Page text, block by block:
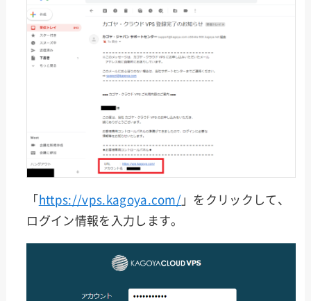
「 https://vps.kagoya.com/ 」をクリックして、
ログイン情報を入力します。